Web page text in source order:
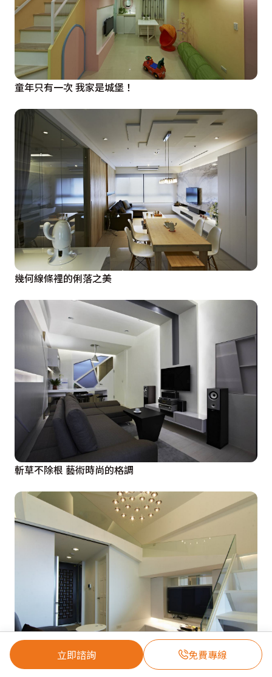
立即諮詢 免費專線
童年只有一次 我家是城堡！
幾何線條裡的俐落之美
斬草不除根 藝術時尚的格調
層疊線條 美好光影生活